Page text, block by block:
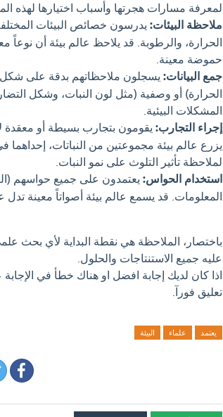
لمعرفة مسارات هجرتها وأسباب اختيارها لهذه
ملاحظة البيئات: يدرسون خصائص البيئات المختلفة
الحرارة، والرطوبة. قد يلاحظ عالم بيئة أن نوعاً
حموضة معينة.
جمع البيانات: يسجلون ملاحظاتهم بدقة على شكل
الحرارة) أو وصفية (مثل لون النبات، وشكل
المشكلات البيئية.
إجراء التجارب: يقومون بتجارب بسيطة أو معقدة
يزرع عالم بيئة مجموعتين من النباتات، إحداهما
لملاحظة تأثير التلوث على نمو النبات.
استخدام الحواس: يعتمدون على جميع حواسهم
المعلومات. قد يسمع عالم بيئة أصواتاً معينة تدل
باختصار، الملاحظة هي نقطة البداية لأي بحث
عليه جميع الاستنتاجات والحلول.
اذا كان لديك إجابة افضل او هناك خطأ في
تعليق فورآ.
يعتمد علماء البيئة